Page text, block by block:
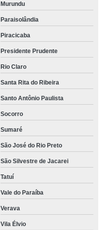
Murundu
Paraisolândia
Piracicaba
Presidente Prudente
Rio Claro
Santa Rita do Ribeira
Santo Antônio Paulista
Socorro
Sumaré
São José do Rio Preto
São Silvestre de Jacarei
Tatuí
Vale do Paraíba
Verava
Vila Élvio